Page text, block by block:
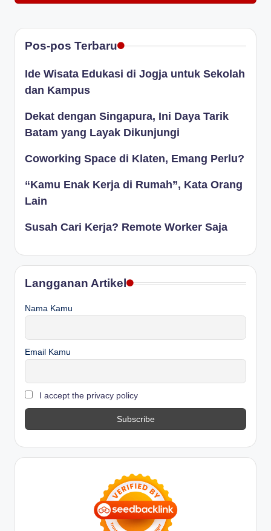
Pos-pos Terbaru
Ide Wisata Edukasi di Jogja untuk Sekolah
dan Kampus
Dekat dengan Singapura, Ini Daya Tarik
Batam yang Layak Dikunjungi
Coworking Space di Klaten, Emang Perlu?
“Kamu Enak Kerja di Rumah”, Kata Orang
Lain
Susah Cari Kerja? Remote Worker Saja
Langganan Artikel
Nama Kamu
Email Kamu
I accept the privacy policy